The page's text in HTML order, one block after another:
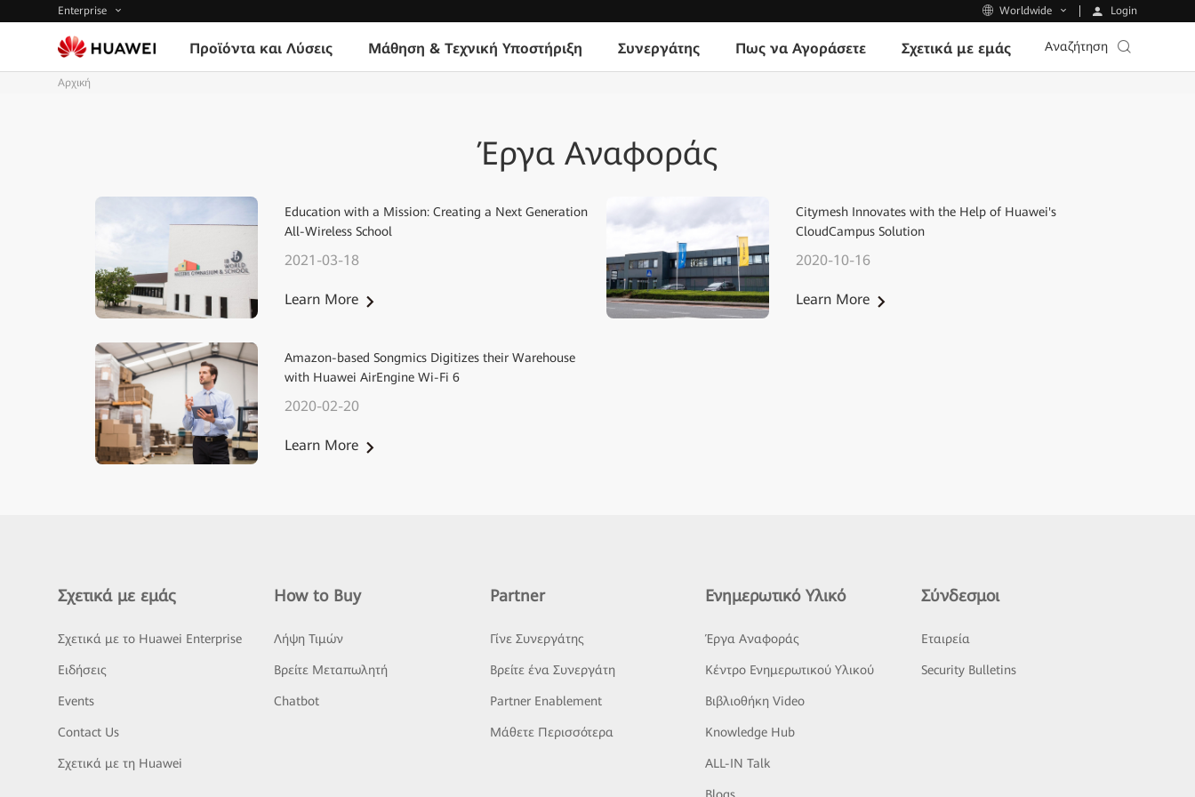
Enterprise Worldwide Login
Προϊόντα και Λύσεις Μάθηση & Τεχνική Υποστήριξη Συνεργάτης Πως να Αγοράσετε Σχετικά με εμάς Αναζήτηση
Αρχική
Έργα Αναφοράς
Education with a Mission: Creating a Next Generation
All-Wireless School
2021-03-18
Learn More
Citymesh Innovates with the Help of Huawei's
CloudCampus Solution
2020-10-16
Learn More
Amazon-based Songmics Digitizes their Warehouse
with Huawei AirEngine Wi-Fi 6
2020-02-20
Learn More
Σχετικά με εμάς
Σχετικά με το Huawei Enterprise
Ειδήσεις
Events
Contact Us
Σχετικά με τη Huawei
How to Buy
Λήψη Τιμών
Βρείτε Μεταπωλητή
Chatbot
Partner
Γίνε Συνεργάτης
Βρείτε ένα Συνεργάτη
Partner Enablement
Μάθετε Περισσότερα
Ενημερωτικό Υλικό
Έργα Αναφοράς
Κέντρο Ενημερωτικού Υλικού
Βιβλιοθήκη Video
Knowledge Hub
ALL-IN Talk
Blogs
Σύνδεσμοι
Εταιρεία
Security Bulletins